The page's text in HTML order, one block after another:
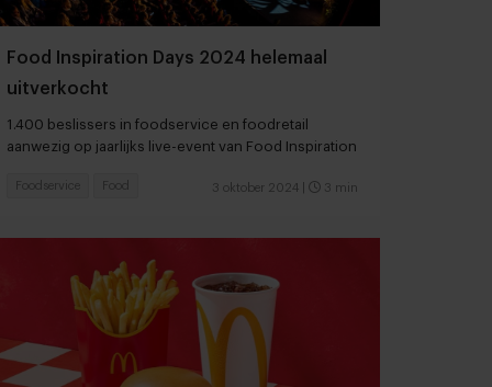
Food Inspiration Days 2024 helemaal
uitverkocht
1.400 beslissers in foodservice en foodretail
aanwezig op jaarlijks live-event van Food Inspiration
3 oktober 2024 3 min
Foodservice Food